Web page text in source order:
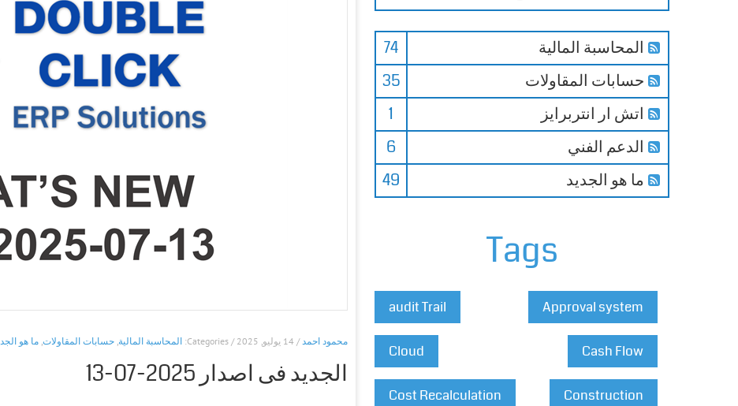
المحاسبة المالية
74
حسابات المقاولات
35
اتش ار انتربرايز
1
الدعم الفني
6
ما هو الجديد
49
Tags
Approval system
audit Trail
Cash Flow
Cloud
Construction
Cost Recalculation
محمود احمد/ 14 يوليو, 2025 / Categories: المحاسبة المالية, حسابات المقاولات, ما هو
الجديد فى اصدار 2025-07-13